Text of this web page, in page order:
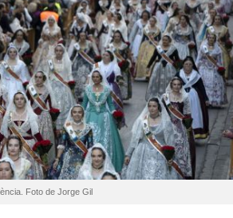
Foto de Jorge Gil